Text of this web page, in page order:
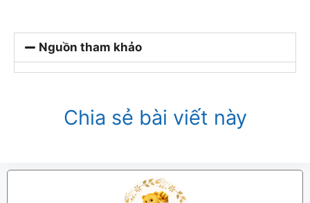
Nguồn tham khảo
Chia sẻ bài viết này